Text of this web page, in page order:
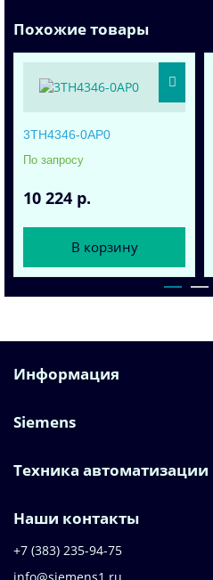
Похожие товары
3TH4346-0AP0
По запросу
10 224 р.
В корзину
Информация
Siemens
Техника автоматизации
Наши контакты
+7 (383) 235-94-75